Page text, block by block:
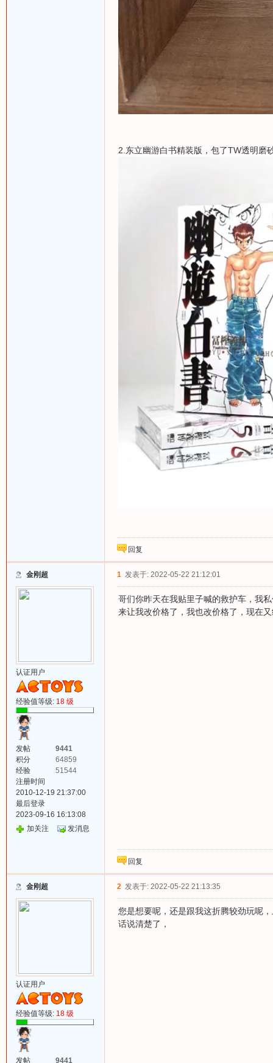
2.东立幽游白书精装版，包了TW透明磨
回复
金刚超
认证用户
经验值等级:18 级
发帖
9441
积分
64859
经验
51544
注册时间
2010-12-19 21:37:00
最后登录
2023-09-16 16:13:08
加关注
发消息
1 发表于: 2022-05-22 21:12:01
哥们你昨天在我贴里子喊的救护车，我
来让我改价格了，我也改价格了，现在
回复
金刚超
认证用户
经验值等级:18 级
发帖 9441
2 发表于: 2022-05-22 21:13:35
您是想要呢，还是跟我这折腾较劲玩呢
话说清楚了，